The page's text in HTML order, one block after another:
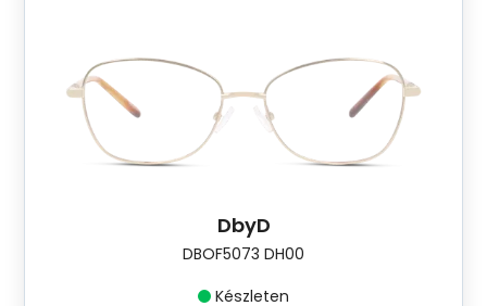
DbyD
DBOF5073 DH00
Készleten